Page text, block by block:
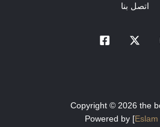
اتصل بنا
Copyright © 2026 the
Powered by [Eslam